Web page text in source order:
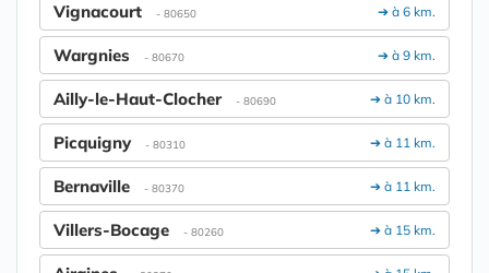
➔ à 6 km.
Vignacourt - 80650
➔ à 9 km.
Wargnies - 80670
➔ à 10 km.
Ailly-le-Haut-Clocher - 80690
➔ à 11 km.
Picquigny - 80310
➔ à 11 km.
Bernaville - 80370
➔ à 15 km.
Villers-Bocage - 80260